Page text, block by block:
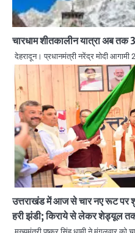
चारधाम शीतकालीन यात्रा अब तक
देहरादून। प्रधानमंत्री नरेंद्र मोदी
उत्तराखंड में आज से चार नए रूट पर
हरी झंडी; किराये से लेकर शेड्यूल